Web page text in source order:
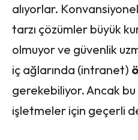
alıyorlar. Konvansiyonel
tarzı çözümler büyük
olmuyor ve güvenlik
iç ağlarında (intranet)
gerekebiliyor. Ancak
işletmeler için geçerli